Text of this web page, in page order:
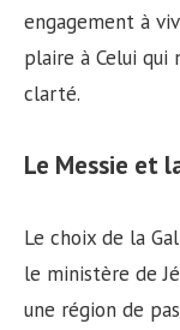
engagement à
plaire à Celui qui
clarté.
Le Messie et
Le choix de la
le ministère de
une région de